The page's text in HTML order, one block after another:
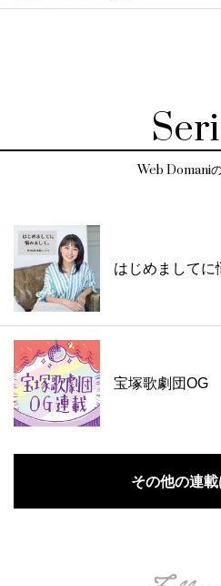
Web Domani
はじめましてに
宝塚歌劇団OG
その他の連